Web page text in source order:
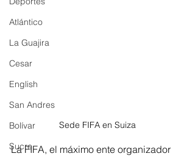
Atlántico
La Guajira
Cesar
English
San Andres
Bolívar
Sucre
Sede FIFA en Suiza
La FIFA, el máximo ente organizador